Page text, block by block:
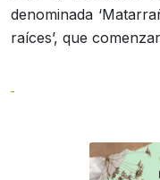
denominada
raíces’, que